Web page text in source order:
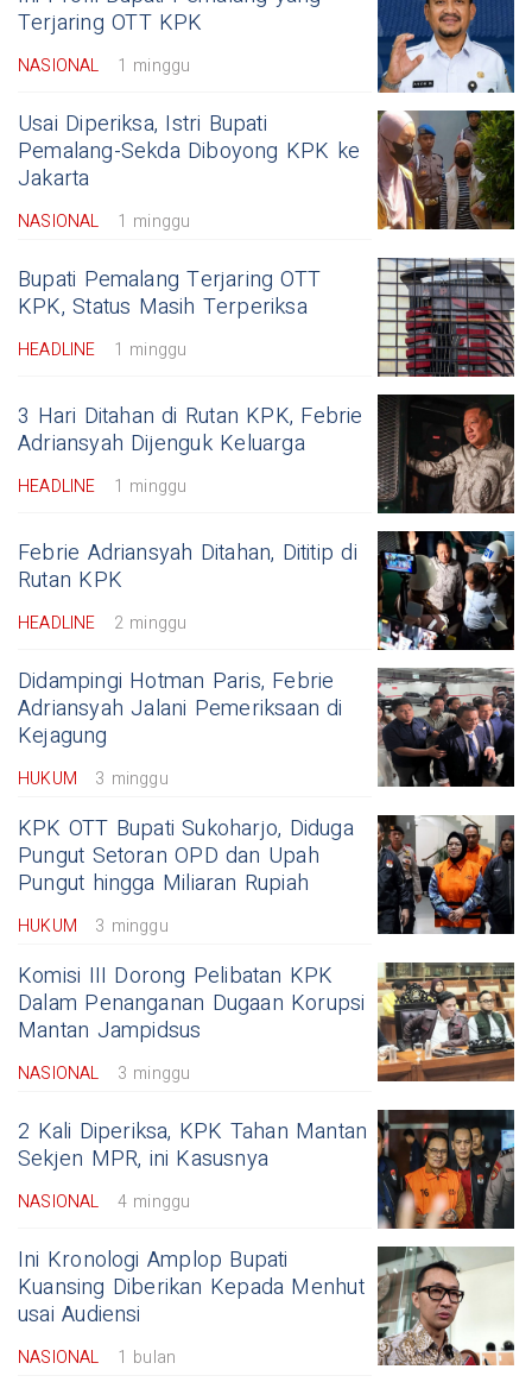
Terjaring OTT KPK
NASIONAL 1 minggu
Usai Diperiksa, Istri Bupati
Pemalang-Sekda Diboyong KPK ke
Jakarta
NASIONAL 1 minggu
Bupati Pemalang Terjaring OTT
KPK, Status Masih Terperiksa
HEADLINE 1 minggu
3 Hari Ditahan di Rutan KPK, Febrie
Adriansyah Dijenguk Keluarga
HEADLINE 1 minggu
Febrie Adriansyah Ditahan, Dititip di
Rutan KPK
HEADLINE 2 minggu
Didampingi Hotman Paris, Febrie
Adriansyah Jalani Pemeriksaan di
Kejagung
HUKUM 3 minggu
KPK OTT Bupati Sukoharjo, Diduga
Pungut Setoran OPD dan Upah
Pungut hingga Miliaran Rupiah
HUKUM 3 minggu
Komisi III Dorong Pelibatan KPK
Dalam Penanganan Dugaan Korupsi
Mantan Jampidsus
NASIONAL 3 minggu
2 Kali Diperiksa, KPK Tahan Mantan
Sekjen MPR, ini Kasusnya
NASIONAL 4 minggu
Ini Kronologi Amplop Bupati
Kuansing Diberikan Kepada Menhut
usai Audiensi
NASIONAL 1 bulan